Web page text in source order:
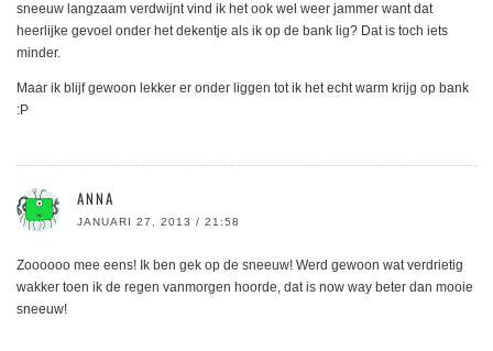
sneeuw langzaam verdwijnt vind ik het ook wel weer jammer want dat
heerlijke gevoel onder het dekentje als ik op de bank lig? Dat is toch iets
minder.
Maar ik blijf gewoon lekker er onder liggen tot ik het echt warm krijg op bank
:P
ANNA
JANUARI 27, 2013 / 21:58
Zoooooo mee eens! Ik ben gek op de sneeuw! Werd gewoon wat verdrietig
wakker toen ik de regen vanmorgen hoorde, dat is now way beter dan mooie
sneeuw!